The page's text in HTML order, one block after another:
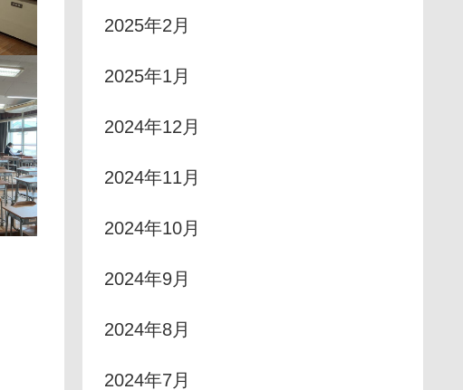
2025年2月
2025年1月
2024年12月
2024年11月
2024年10月
2024年9月
2024年8月
2024年7月